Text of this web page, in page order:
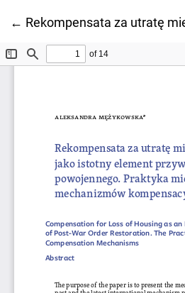
← Wróć do szczegółów
Rekompensata za utratę